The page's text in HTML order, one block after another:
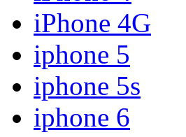
iPhone 4G
iphone 5
iphone 5s
iphone 6